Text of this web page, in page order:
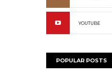
YOUTUBE
POPULAR POSTS